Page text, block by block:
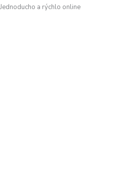
Jednoducho a rýchlo online